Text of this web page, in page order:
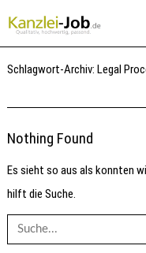
Schlagwort-Archiv:Legal
Nothing Found
Es sieht so aus als konnten
hilft die Suche.
Suche
nach: